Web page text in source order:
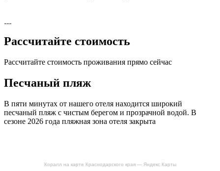
Рассчитайте стоимость
Рассчитайте стоимость проживания прямо сейчас
Песчаный пляж
В пяти минутах от нашего отеля находится широкий
песчаный пляж с чистым берегом и прозрачной водой. В
сезоне 2026 года пляжная зона отеля закрыта
Коралл на карте Краснодарского края — Яндекс Карты